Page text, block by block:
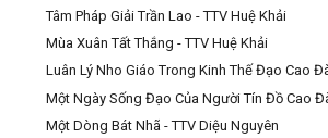
Tâm Pháp Giải Trần Lao - TTV Huệ Khải
Mùa Xuân Tất Thắng - TTV Huệ Khải
Luân Lý Nho Giáo Trong Kinh Thế Đạo Cao
Một Ngày Sống Đạo Của Người Tín Đồ Cao Đài
Một Dòng Bát Nhã - TTV Diệu Nguyên